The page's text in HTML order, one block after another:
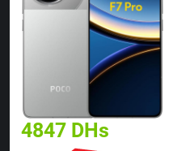
4847 DHs